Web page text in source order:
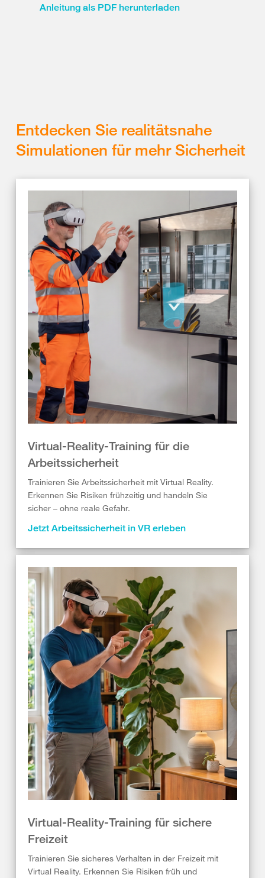
Anleitung als PDF herunterladen
Entdecken Sie realitätsnahe
Simulationen für mehr Sicherheit
Virtual-Reality-Training für die
Arbeitssicherheit
Trainieren Sie Arbeitssicherheit mit Virtual Reality.
Erkennen Sie Risiken frühzeitig und handeln Sie
sicher – ohne reale Gefahr.
Jetzt Arbeitssicherheit in VR erleben
Virtual-Reality-Training für sichere
Freizeit
Trainieren Sie sicheres Verhalten in der Freizeit mit
Virtual Reality. Erkennen Sie Risiken früh und